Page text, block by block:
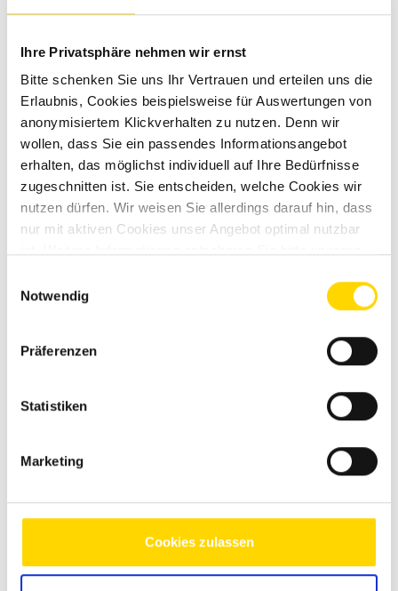
Ihre Privatsphäre nehmen wir ernst
Bitte schenken Sie uns Ihr Vertrauen und erteilen uns die
Erlaubnis, Cookies beispielsweise für Auswertungen von
anonymisiertem Klickverhalten zu nutzen. Denn wir
wollen, dass Sie ein passendes Informationsangebot
erhalten, das möglichst individuell auf Ihre Bedürfnisse
zugeschnitten ist. Sie entscheiden, welche Cookies wir
nutzen dürfen. Wir weisen Sie allerdings darauf hin, dass
nur mit aktiven Cookies unser Angebot optimal nutzbar
Notwendig
Präferenzen
Statistiken
Marketing
Cookies zulassen
Beratungstermin vereinbaren
Das Solara Solarmodul Angebot 110 W inkl. Einbau für nur